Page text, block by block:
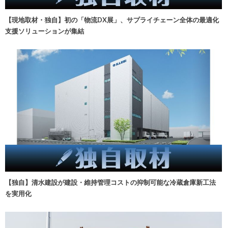
【現地取材・独自】初の「物流DX展」、サプライチェーン全体の最適化
支援ソリューションが集結
【独自】清水建設が建設・維持管理コストの抑制可能な冷蔵倉庫新工法
を実用化